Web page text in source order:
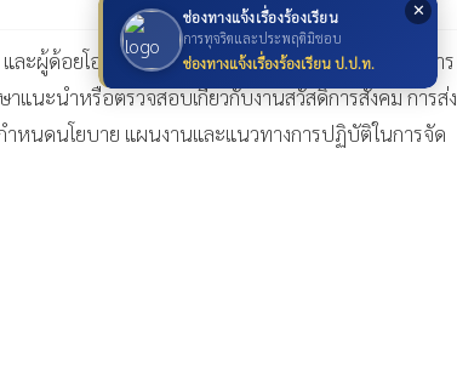
✕
ช่องทางแจ้งเรื่องร้องเรียน
การทุจริตและประพฤติมิชอบ
ช่องทางแจ้งเรื่องร้องเรียน ป.ป.ท.
ด้อยโอกาส การส่งเสริมสวัสดิการเด็กและเยาวชน การ
นะนำหรือตรวจสอบเกี่ยวกับงานสวัสดิการสังคม การส่ง
กำหนดนโยบาย แผนงานและแนวทางการปฏิบัติในการจัด